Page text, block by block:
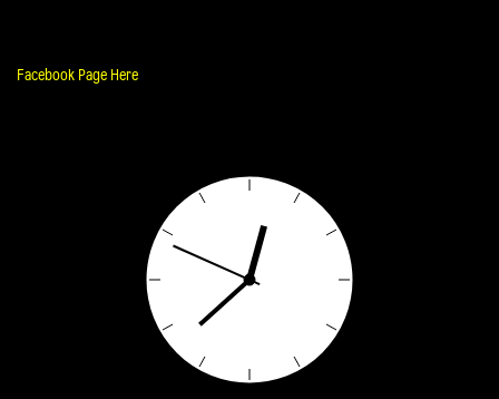
Facebook Page Here